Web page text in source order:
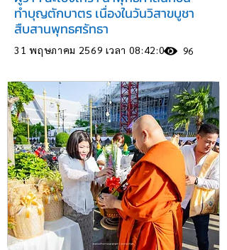
ทำบุญตักบาตร เนื่องในวันวิสาขบูชา
สืบสานพุทธศรัทธา
31 พฤษภาคม 2569 เวลา 08:42:00 96
ภูมิภาค